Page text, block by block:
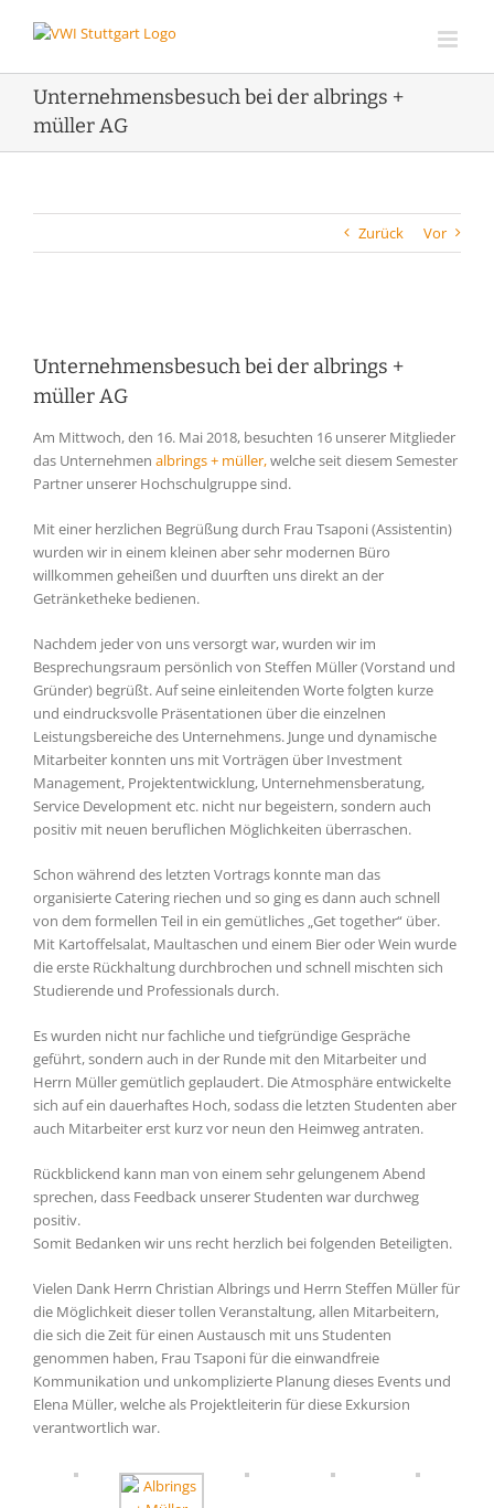
Inhalt
Unternehmensbesuch bei der albrings +
müller AG
Zurück Vor
Bild
Unternehmensbesuch bei der albrings +
müller AG
Am Mittwoch, den 16. Mai 2018, besuchten 16 unserer Mitglieder
das Unternehmen albrings + müller,welche seit diesem Semester
Partner unserer Hochschulgruppe sind.
Mit einer herzlichen Begrüßung durch Frau Tsaponi (Assistentin)
wurden wir in einem kleinen aber sehr modernen Büro
willkommen geheißen und duurften uns direkt an der
Getränketheke bedienen.
Nachdem jeder von uns versorgt war, wurden wir im
Besprechungsraum persönlich von Steffen Müller (Vorstand und
Gründer) begrüßt. Auf seine einleitenden Worte folgten kurze
und eindrucksvolle Präsentationen über die einzelnen
Leistungsbereiche des Unternehmens. Junge und dynamische
Mitarbeiter konnten uns mit Vorträgen über Investment
Management, Projektentwicklung, Unternehmensberatung,
Service Development etc. nicht nur begeistern, sondern auch
positiv mit neuen beruflichen Möglichkeiten überraschen.
Schon während des letzten Vortrags konnte man das
organisierte Catering riechen und so ging es dann auch schnell
von dem formellen Teil in ein gemütliches „Get together“ über.
Mit Kartoffelsalat, Maultaschen und einem Bier oder Wein wurde
die erste Rückhaltung durchbrochen und schnell mischten sich
Studierende und Professionals durch.
Es wurden nicht nur fachliche und tiefgründige Gespräche
geführt, sondern auch in der Runde mit den Mitarbeiter und
Herrn Müller gemütlich geplaudert. Die Atmosphäre entwickelte
sich auf ein dauerhaftes Hoch, sodass die letzten Studenten aber
auch Mitarbeiter erst kurz vor neun den Heimweg antraten.
Rückblickend kann man von einem sehr gelungenem Abend
sprechen, dass Feedback unserer Studenten war durchweg
positiv.
Somit Bedanken wir uns recht herzlich bei folgenden Beteiligten.
Vielen Dank Herrn Christian Albrings und Herrn Steffen Müller für
die Möglichkeit dieser tollen Veranstaltung, allen Mitarbeitern,
die sich die Zeit für einen Austausch mit uns Studenten
genommen haben, Frau Tsaponi für die einwandfreie
Kommunikation und unkomplizierte Planung dieses Events und
Elena Müller, welche als Projektleiterin für diese Exkursion
verantwortlich war.